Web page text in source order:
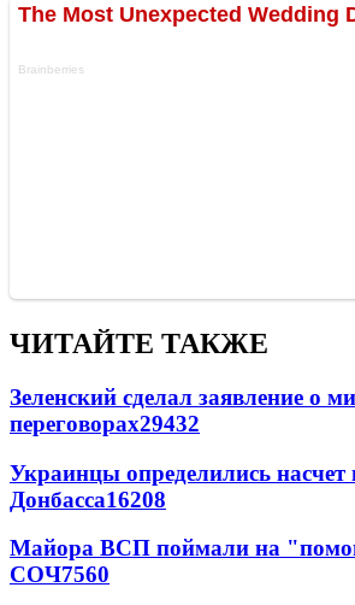
ЧИТАЙТЕ ТАКЖЕ
Зеленский сделал заявление о
переговорах29432
Украинцы определились насчет
Донбасса16208
Майора ВСП поймали на
СОЧ7560